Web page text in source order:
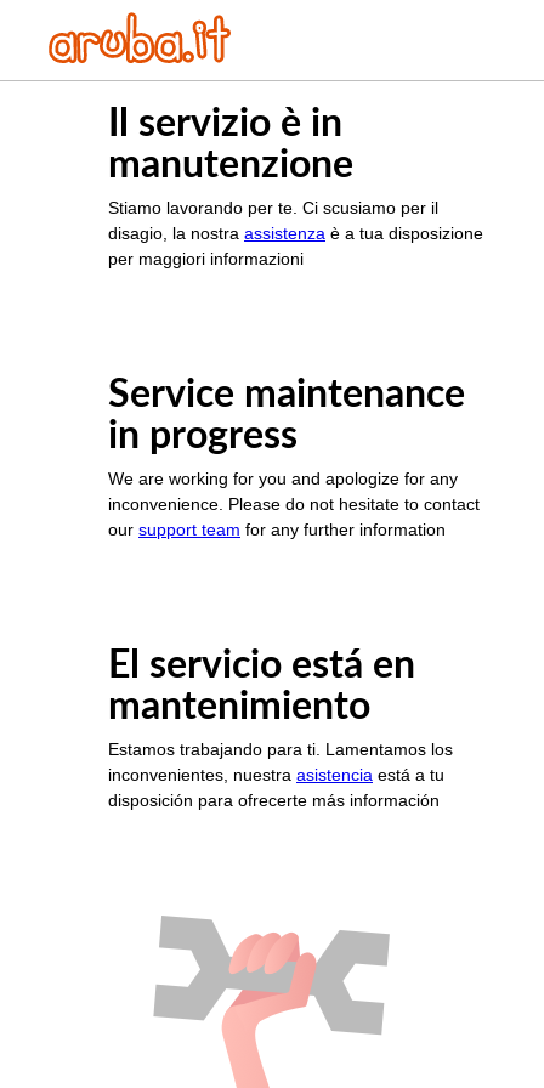
Il servizio è in
manutenzione
Stiamo lavorando per te. Ci scusiamo per il
disagio, la nostra assistenza è a tua disposizione
per maggiori informazioni
Service maintenance
in progress
We are working for you and apologize for any
inconvenience. Please do not hesitate to contact
our support team for any further information
El servicio está en
mantenimiento
Estamos trabajando para ti. Lamentamos los
inconvenientes, nuestra asistencia está a tu
disposición para ofrecerte más información